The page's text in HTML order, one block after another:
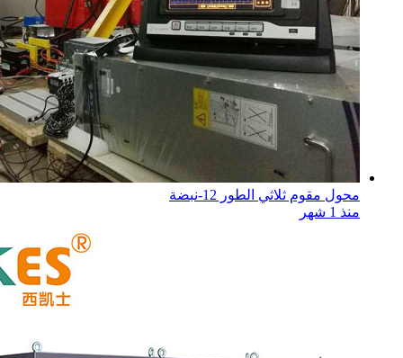
محول مقوم ثلاثي الطور 12-نبضة
منذ 1 شهر